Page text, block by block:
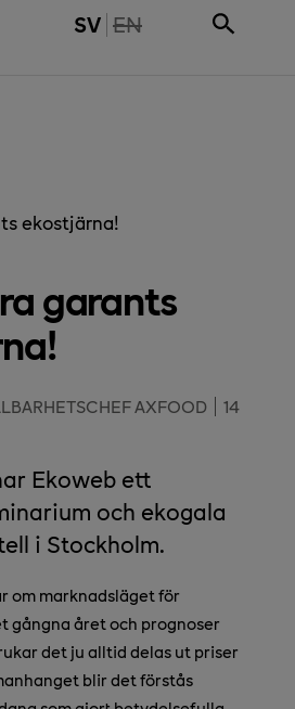
SV THE PAGE IS NOT
EN
ekostjärna!
garants
AXFOOD
14
Ekoweb ett
och ekogala
i Stockholm.
om marknadsläget för
gångna året och prognoser
det ju alltid delas ut priser
blir det förstås